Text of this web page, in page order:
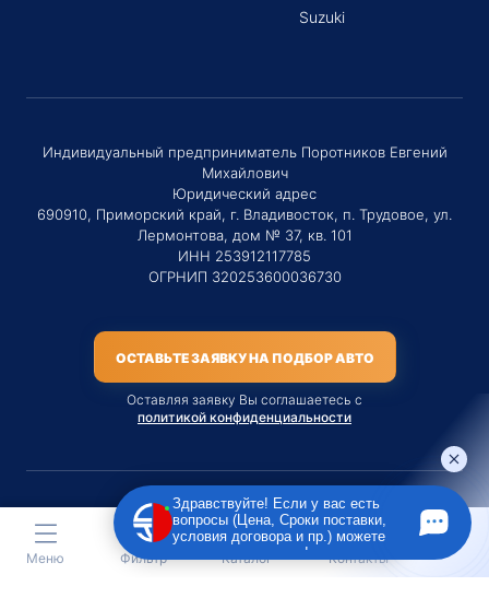
Suzuki
Индивидуальный предприниматель Поротников Евгений
Михайлович
Юридический адрес
690910, Приморский край, г. Владивосток, п. Трудовое, ул.
Лермонтова, дом № 37, кв. 101
ИНН 253912117785
ОГРНИП 320253600036730
ОСТАВЬТЕ ЗАЯВКУ НА ПОДБОР АВТО
Оставляя заявку Вы соглашаетесь с
политикой конфиденциальности
Материалы данного сайта являются публичной офертой
только на услугу сопровождения Агентом приобретения
транспортного средства Клиентом.
Меню Фильтр Каталог Контакты
Здравствуйте! Если у вас есть
вопросы (Цена, Сроки поставки,
условия договора и пр.) можете
задать их мне в чат!